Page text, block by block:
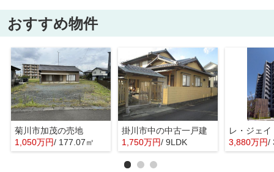
おすすめ物件
菊川市加茂の売地
1,050万円/ 177.07㎡
掛川市中の中古一戸建
1,750万円/ 9LDK
レ・ジェ
3,880万円/